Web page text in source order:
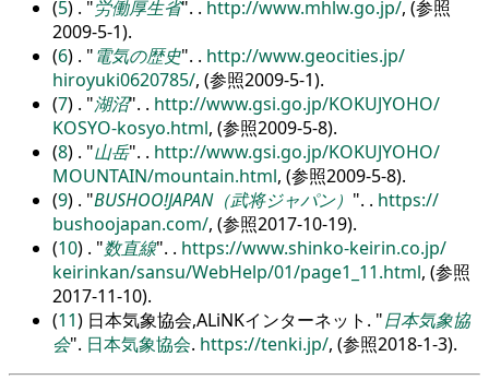
(5) . 労働厚生省 . . http://www.mhlw.go.jp/, (参照
2009-5-1).
(6) . 電気の歴史 . . http://www.geocities.jp/
hiroyuki0620785/, (参照2009-5-1).
(7) . 湖沼 . . http://www.gsi.go.jp/KOKUJYOHO/
KOSYO-kosyo.html, (参照2009-5-8).
(8) . 山岳 . . http://www.gsi.go.jp/KOKUJYOHO/
MOUNTAIN/mountain.html, (参照2009-5-8).
(9) . BUSHOO!JAPAN（武将ジャパン） . . https://
bushoojapan.com/, (参照2017-10-19).
(10) . 数直線 . . https://www.shinko-keirin.co.jp/
keirinkan/sansu/WebHelp/01/page1_11.html, (参照
2017-11-10).
(11) 日本気象協会,ALiNKインターネット.
日本気象協
会 . 日本気象協会. https://tenki.jp/, (参照2018-1-3).